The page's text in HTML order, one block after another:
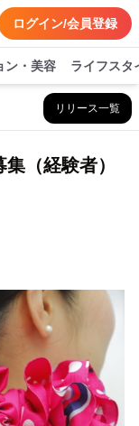
ログイン/会員登録
ン・美容 ライフスタ
リリース一覧
（経験者）